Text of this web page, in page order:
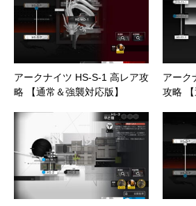
アークナイツ HS-S-1 高レア攻
略 【通常＆強襲対応版】
アーク
攻略 【